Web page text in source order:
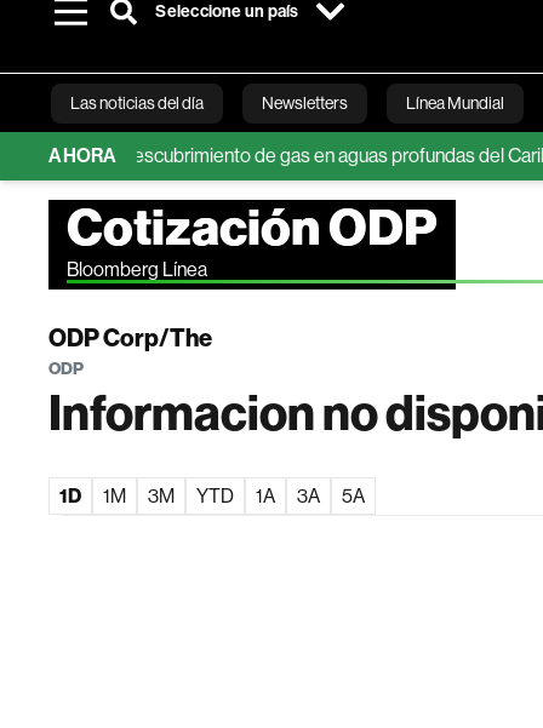
Seleccione un país
Las noticias del día Newsletters Línea Mundial
Bloomberg
AHORA
descubrimiento de gas en aguas profundas del Caribe
Cotización ODP
Bloomberg Línea
ODP Corp/The
ODP
Informacion no
1D 1M 3M YTD 1A 3A 5A